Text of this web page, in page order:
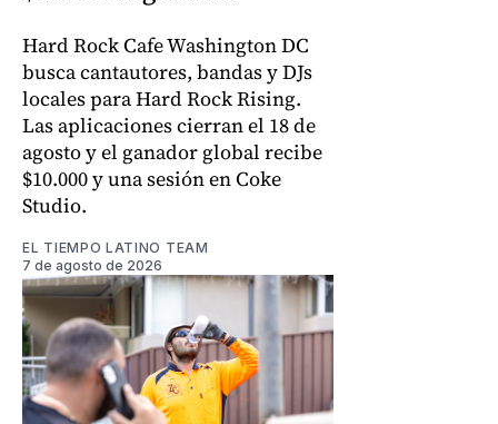
Hard Rock Cafe Washington DC
busca cantautores, bandas y DJs
locales para Hard Rock Rising.
Las aplicaciones cierran el 18 de
agosto y el ganador global recibe
$10.000 y una sesión en Coke
Studio.
EL TIEMPO LATINO TEAM
7 de agosto de 2026